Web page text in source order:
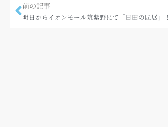
前の記事
明日からイオンモール筑紫野にて「日田の匠展」！